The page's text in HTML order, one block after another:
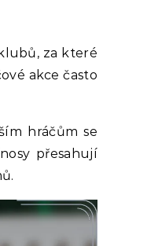
za které
akce často
hráčům se
přesahují